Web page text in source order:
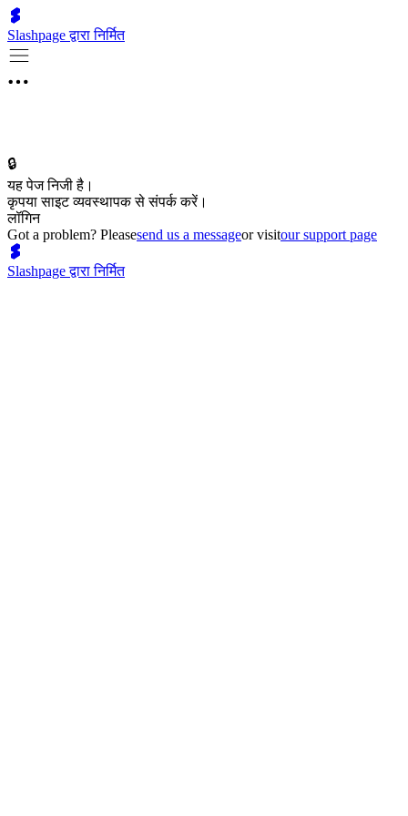
Slashpage द्वारा निर्मित
🔒
यह पेज निजी है।
कृपया साइट व्यवस्थापक से संपर्क करें।
लॉगिन
Got a problem? Pleasesend us a messageor visitour support page
Slashpage द्वारा निर्मित